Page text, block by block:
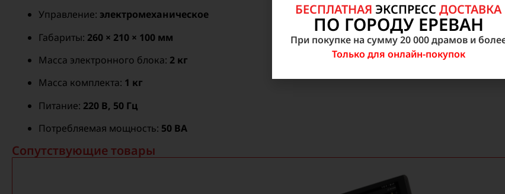
Управление: электромеханическое
Габариты: 260 × 210 × 100 мм
Масса электронного блока: 2 кг
Масса комплекта: 1 кг
Питание: 220 В, 50 Гц
Потребляемая мощность: 50 ВА
Сопутствующие товары
БЕСПЛАТНАЯ ЭКСПРЕСС ДОСТАВКА
ПО ГОРОДУ ЕРЕВАН
При покупке на сумму 20 000 драмов и
Только для онлайн-покупок